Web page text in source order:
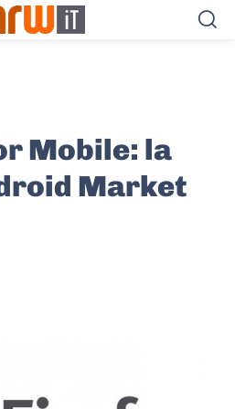
Mobile: la
Market